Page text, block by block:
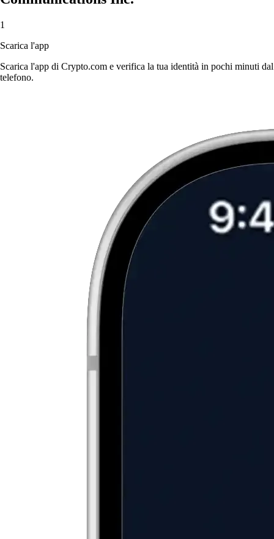
1
Scarica l'app
Scarica l'app di Crypto.com e verifica la tua identità in pochi minuti dal
telefono.